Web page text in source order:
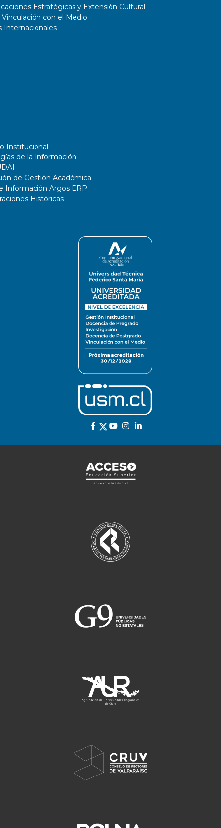
Estratégicas y Extensión Cultural
con el Medio
Internacionales
Institucional
de la Información
de Gestión Académica
Información Argos ERP
Históricas